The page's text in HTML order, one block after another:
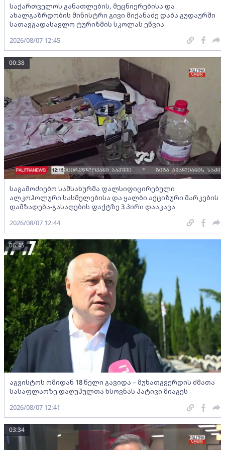
საქართველოს განათლების, მეცნიერებისა და
ახალგაზრდობის მინისტრი გივი მიქანაძე დაბა გუდაურში
სათავგადასავლო ტურიზმის სკოლას ეწვია
2026/08/07 12:45
საგამოძიებო სამსახურმა ფალსიფიცირებული
ალკოჰოლური სასმელებისა და ყალბი აქციზური მარკების
დამზადება-გასაღების ფაქტზე 3 პირი დააკავა
00:38
2026/08/07 12:44
აგვისტოს ომიდან 18 წელი გავიდა – მუხათგვერდის ძმათა
სასაფლაოზე დაღუპულთა ხსოვნას პატივი მიაგეს
06:45
2026/08/07 12:41
03:34